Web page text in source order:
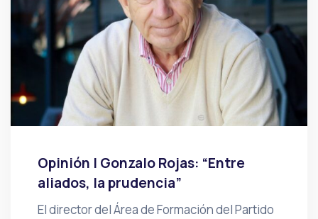
Opinión | Gonzalo Rojas: “Entre
aliados, la prudencia”
El director del Área de Formación del Partido